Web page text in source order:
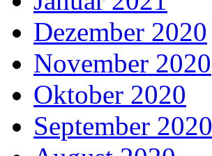
Dezember 2020
November 2020
Oktober 2020
September 2020